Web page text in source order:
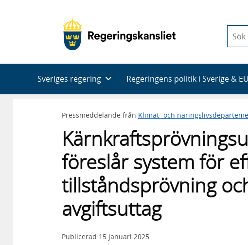
du
skriva
en
med
Sveriges regering Regeringens politik i Sverige & EU
Pressmeddelande från Klimat- och
föreslår system för
tillståndsprövning
avgiftsuttag
Publicerad 15 januari 2025